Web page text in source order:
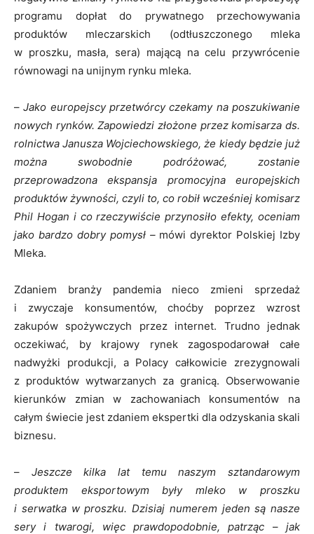
programu dopłat do prywatnego przechowywania
produktów mleczarskich (odtłuszczonego mleka
w proszku, masła, sera) mającą na celu przywrócenie
równowagi na unijnym rynku mleka.
–Jako europejscy przetwórcy czekamy na poszukiwanie
nowych rynków. Zapowiedzi złożone przez komisarza ds.
rolnictwa Janusza Wojciechowskiego, że kiedy będzie już
można swobodnie podróżować, zostanie
przeprowadzona ekspansja promocyjna europejskich
produktów żywności, czyli to, co robił wcześniej komisarz
Phil Hogan i co rzeczywiście przynosiło efekty, oceniam
jako bardzo dobry pomysł –mówi dyrektor Polskiej Izby
Mleka.
Zdaniem branży pandemia nieco zmieni sprzedaż
i zwyczaje konsumentów, choćby poprzez wzrost
zakupów spożywczych przez internet. Trudno jednak
oczekiwać, by krajowy rynek zagospodarował całe
nadwyżki produkcji, a Polacy całkowicie zrezygnowali
z produktów wytwarzanych za granicą. Obserwowanie
kierunków zmian w zachowaniach konsumentów na
całym świecie jest zdaniem ekspertki dla odzyskania skali
biznesu.
– Jeszcze kilka lat temu naszym sztandarowym
produktem eksportowym były mleko w proszku
i serwatka w proszku. Dzisiaj numerem jeden są nasze
sery i twarogi, więc prawdopodobnie, patrząc –jak